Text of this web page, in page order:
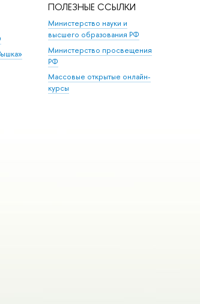
ПОЛЕЗНЫЕ ССЫЛКИ
Министерство науки и
высшего образования РФ
Министерство просвещения
РФ
Массовые открытые онлайн-
курсы